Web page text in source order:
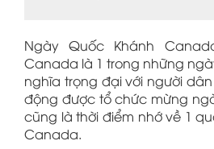
Ngày Quốc Khánh
Canada là 1 trong những
nghĩa trọng đại với người
động được tổ chức mừng
cũng là thời điểm nhớ về 1
Canada.